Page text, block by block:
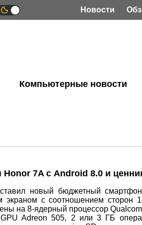
Новости
Компьютерные новости
7A с Android 8.0 и
новый бюджетный
с соотношением сторон
на 8-ядерный процессор
Adreon 505, 2 или 3 ГБ